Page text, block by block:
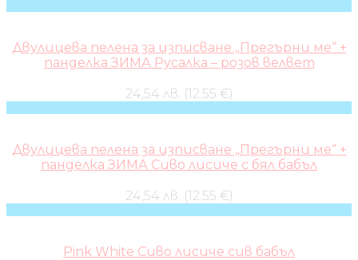
Двулицева пелена за изписване „Прегърни ме“ +
панделка ЗИМА Русалка – розов велвет
24,54 лв. (12.55 €)
Двулицева пелена за изписване „Прегърни ме“ +
панделка ЗИМА Сиво лисиче с бял бабъл
24,54 лв. (12.55 €)
Pink White Сиво лисиче сив бабъл